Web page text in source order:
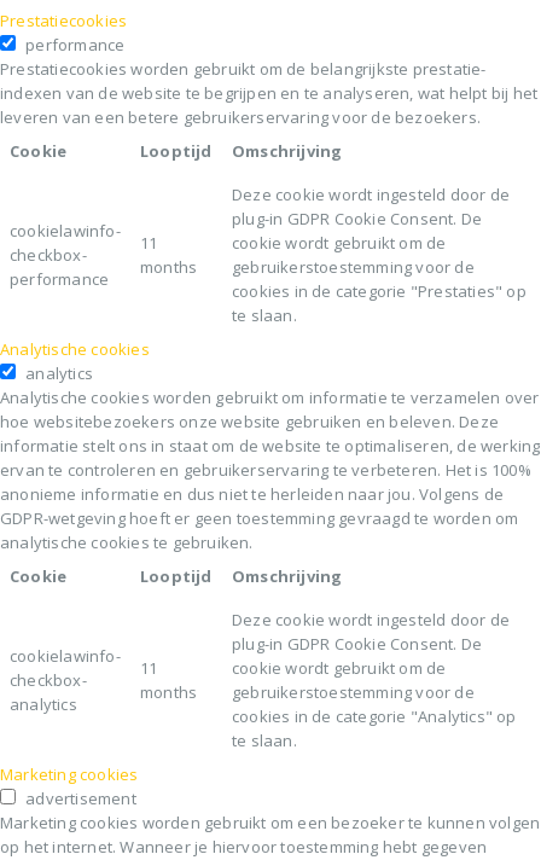
Prestatiecookies
performance
Prestatiecookies worden gebruikt om de belangrijkste prestatie-
indexen van de website te begrijpen en te analyseren, wat helpt bij het
leveren van een betere gebruikerservaring voor de bezoekers.
Cookie
Looptijd Omschrijving
cookielawinfo-
checkbox-
performance
11
months
Deze cookie wordt ingesteld door de
plug-in GDPR Cookie Consent. De
cookie wordt gebruikt om de
gebruikerstoestemming voor de
cookies in de categorie "Prestaties" op
te slaan.
Analytische cookies
analytics
Analytische cookies worden gebruikt om informatie te verzamelen over
hoe websitebezoekers onze website gebruiken en beleven. Deze
informatie stelt ons in staat om de website te optimaliseren, de werking
ervan te controleren en gebruikerservaring te verbeteren. Het is 100%
anonieme informatie en dus niet te herleiden naar jou. Volgens de
GDPR-wetgeving hoeft er geen toestemming gevraagd te worden om
analytische cookies te gebruiken.
Cookie
Looptijd Omschrijving
cookielawinfo-
checkbox-
analytics
11
months
Deze cookie wordt ingesteld door de
plug-in GDPR Cookie Consent. De
cookie wordt gebruikt om de
gebruikerstoestemming voor de
cookies in de categorie "Analytics" op
te slaan.
Marketing cookies
advertisement
Marketing cookies worden gebruikt om een bezoeker te kunnen volgen
op het internet. Wanneer je hiervoor toestemming hebt gegeven